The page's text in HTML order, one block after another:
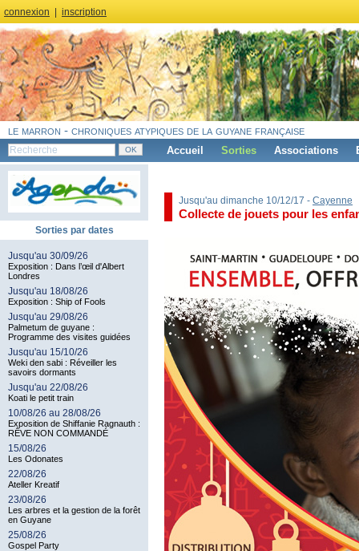
connexion inscription
le marron - chroniques atypiques de la guyane française
Accueil Sorties Associations
Sorties par dates
Jusqu'au 30/09/26
Exposition : Dans l’œil d'Albert
Londres
Jusqu'au 18/08/26
Exposition : Ship of Fools
Jusqu'au 29/08/26
Palmetum de guyane :
Programme des visites guidées
Jusqu'au 15/10/26
Weki den sabi : Réveiller les
savoirs dormants
Jusqu'au 22/08/26
Koati le petit train
10/08/26 au 28/08/26
Exposition de Shiffanie Ragnauth :
RÊVE NON COMMANDÉ
15/08/26
Les Odonates
22/08/26
Ateller Kreatif
23/08/26
Les arbres et la gestion de la forêt
en Guyane
25/08/26
Gospel Party
Jusqu'au dimanche 10/12/17 - Cayenne
Collecte de jouets pour les